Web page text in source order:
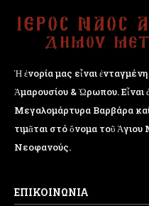
Ἡ ἐνορία μας εἶναι
Ἁμαρουσίου & Ὠρωπου.
Μεγαλομάρτυρα Βαρβάρα
τιμᾶται στό ὄνομα τοῦ
Νεοφανούς.
ΕΠΙΚΟΙΝΩΝΙΑ